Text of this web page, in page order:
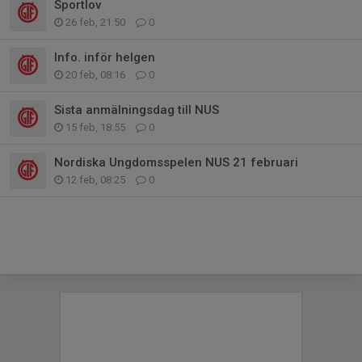
Sportlov
26 feb, 21:50 0
Info. inför helgen
20 feb, 08:16 0
Sista anmälningsdag till NUS
15 feb, 18:55 0
Nordiska Ungdomsspelen NUS 21 februari
12 feb, 08:25 0